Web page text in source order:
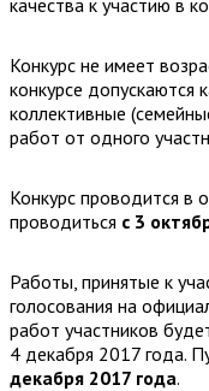
Конкурс не имеет
конкурсе допускаются
коллективные
работ от одного
Конкурс проводится в
проводиться с 3
Работы, принятые к
голосования на
работ участников
4 декабря 2017 года.
декабря 2017 года.